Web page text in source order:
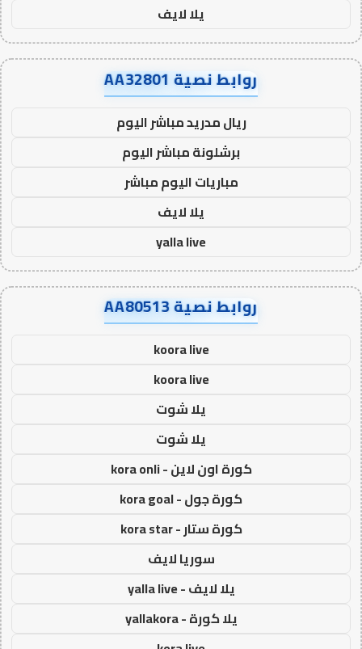
يلا لايف
روابط نصية AA32801
ريال مدريد مباشر اليوم
برشلونة مباشر اليوم
مباريات اليوم مباشر
يلا لايف
yalla live
روابط نصية AA80513
koora live
koora live
يلا شوت
يلا شوت
كورة اون لاين - kora onli
كورة جول - kora goal
كورة ستار - kora star
سوريا لايف
يلا لايف - yalla live
يلا كورة - yallakora